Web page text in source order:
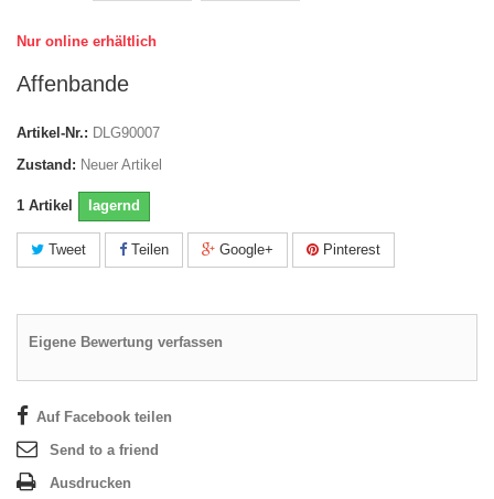
Nur online erhältlich
Affenbande
Artikel-Nr.: DLG90007
Zustand: Neuer Artikel
1 Artikel lagernd
Tweet Teilen Google+ Pinterest
Eigene Bewertung verfassen
Auf Facebook teilen
Send to a friend
Ausdrucken